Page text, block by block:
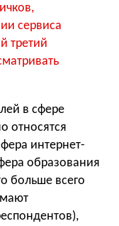
сервиса
третий
в сфере
относятся
интернет-
образования
больше всего